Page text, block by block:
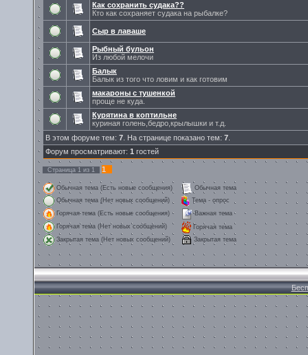
Как сохранить судака??
Кто как сохраняет судака на рыбалке?
Сыр в лаваше
Рыбный бульон
Из любой мелочи
Балык
Балык из того что ловим и как готовим
макароны с тушенкой
проще не куда.
Курятина в коптильне
куриная голень,бедро,крылышки и т.д.
В этом форуме тем: 7 . На странице показано тем: 7
Форум просматривают: 1 гостей
Страница 1 из 1 1
Обычная тема (Есть новые сообщения)
Обычная тема
Обычная тема (Нет новых сообщений)
Тема - опрос
Горячая тема (Есть новые сообщения)
Важная тема
Горячая тема (Нет новых сообщений)
Горячая тема
Закрытая тема (Нет новых сообщений)
Закрытая тема